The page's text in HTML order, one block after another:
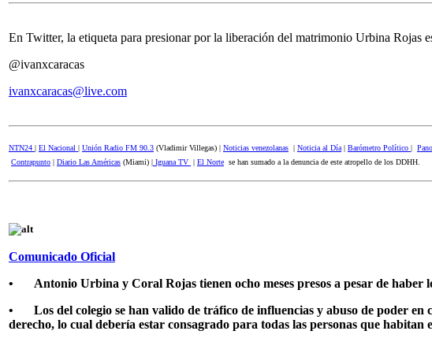
En Twitter, la etiqueta para presionar por la liberación del matrimonio Urbina Rojas
@ivanxcaracas
ivanxcaracas@live.com
NTN24 | El Nacional | Unión Radio FM 90.3 (Vladimir Villegas) | Noticias venezolanas | Noticia al Día | Barómetro Político |
Contrapunto | Diario Las Américas (Miami) | Iguana TV | El Norte se han sumado a la denuncia de este atropello de los DDHH.
Comunicado Oficial
•
Antonio Urbina y Coral Rojas tienen ocho meses presos a pesar de
•
Los del colegio se han valido de tráfico de influencias y abuso de poder
derecho, lo cual debería estar consagrado para todas las personas que habitan